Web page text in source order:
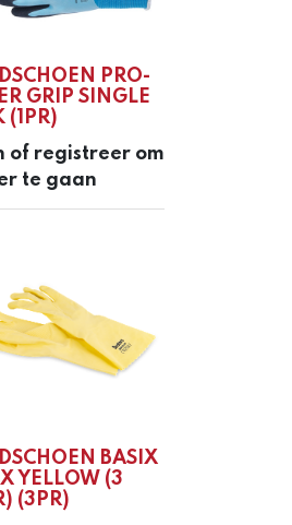
PRO-
GRIP SINGLE
(1PR)
of registreer om
te gaan
BASIX
YELLOW (3
(3PR)